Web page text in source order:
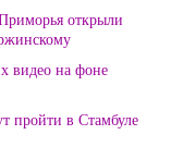
открыли
видео на фоне
пройти в Стамбуле